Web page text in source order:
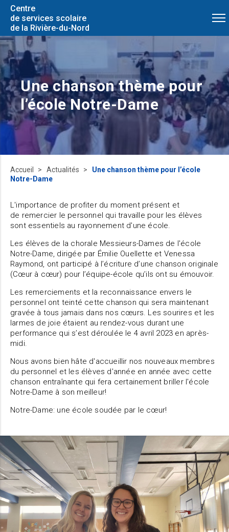
Centre
de services scolaire
de la Rivière-du-Nord
Une chanson thème pour
l’école Notre-Dame
Accueil Actualités
Une chanson thème pour l’école
Notre-Dame
L'importance de profiter du moment présent et
de remercier le personnel qui travaille pour les élèves
sont essentiels au rayonnement d'une école.
Les élèves de la chorale Messieurs-Dames de l'école
Notre-Dame, dirigée par Émilie Ouellette et Venessa
Raymond, ont participé à l’écriture d’une chanson originale
(Cœur à cœur) pour l’équipe-école qu’ils ont su émouvoir.
Les remerciements et la reconnaissance envers le
personnel ont teinté cette chanson qui sera maintenant
gravée à tous jamais dans nos cœurs. Les sourires et les
larmes de joie étaient au rendez-vous durant une
performance qui s’est déroulée le 4 avril 2023 en après-
midi.
Nous avons bien hâte d'accueillir nos nouveaux membres
du personnel et les élèves d'année en année avec cette
chanson entraînante qui fera certainement briller l'école
Notre-Dame à son meilleur!
Notre-Dame: une école soudée par le cœur!